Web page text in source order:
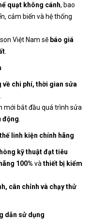
quạt không cánh, bao
cảm biến và hệ thống
Việt Nam sẽ báo giá
chi phí, thời gian sửa
mới bắt đầu quá trình sửa
động
linh kiện chính hãng
kỹ thuật đạt tiêu
100% và thiết bị kiểm
cân chỉnh và chạy thử
dẫn sử dụng